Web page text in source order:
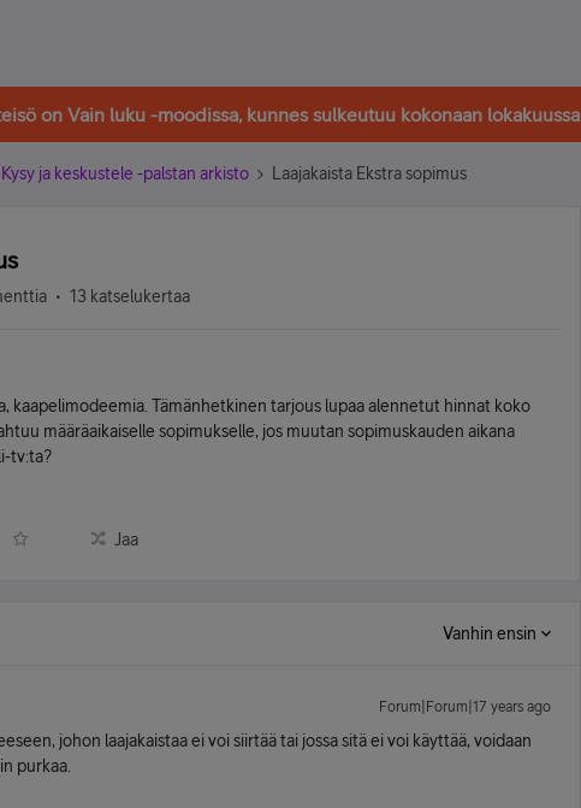
on Vain luku -moodissa, kunnes sulkeutuu kokonaan lokakuussa
Kysy ja keskustele -palstan arkisto Laajakaista Ekstra sopimus
13 katselukertaa
kaapelimodeemia. Tämänhetkinen tarjous lupaa alennetut hinnat koko
määräaikaiselle sopimukselle, jos muutan sopimuskauden aikana
tv:ta?
Jaa
Vanhin ensin
Forum|Forum|17 years ago
johon laajakaistaa ei voi siirtää tai jossa sitä ei voi käyttää, voidaan
purkaa.